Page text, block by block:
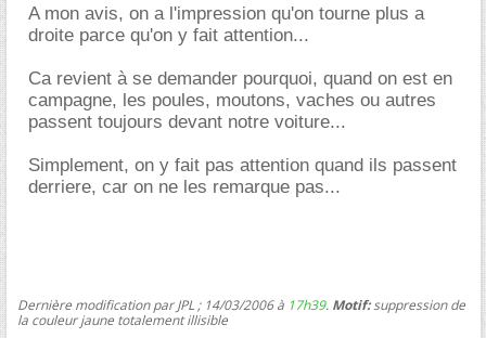
A mon avis, on a l'impression qu'on tourne plus a
droite parce qu'on y fait attention...
Ca revient à se demander pourquoi, quand on est en
campagne, les poules, moutons, vaches ou autres
passent toujours devant notre voiture...
Simplement, on y fait pas attention quand ils passent
derriere, car on ne les remarque pas...
Dernière modification par JPL ; 14/03/2006 à 17h39. Motif:suppression de
la couleur jaune totalement illisible